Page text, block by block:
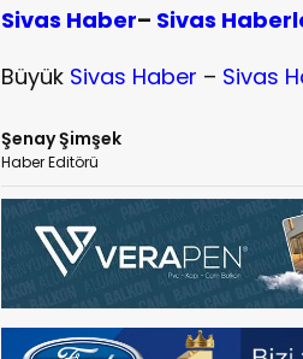
Sivas Haber– Sivas
Büyük Sivas Haber – Sivas
Şenay Şimşek
Haber Editörü